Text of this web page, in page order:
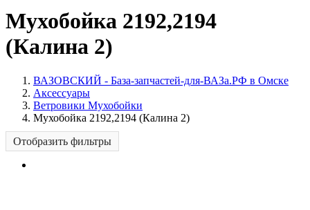
Мухобойка 2192,2194
(Калина 2)
ВАЗОВСКИЙ - База-запчастей-для-ВАЗа.РФ в Омске
Аксессуары
Ветровики Мухобойки
Мухобойка 2192,2194 (Калина 2)
Отобразить фильтры